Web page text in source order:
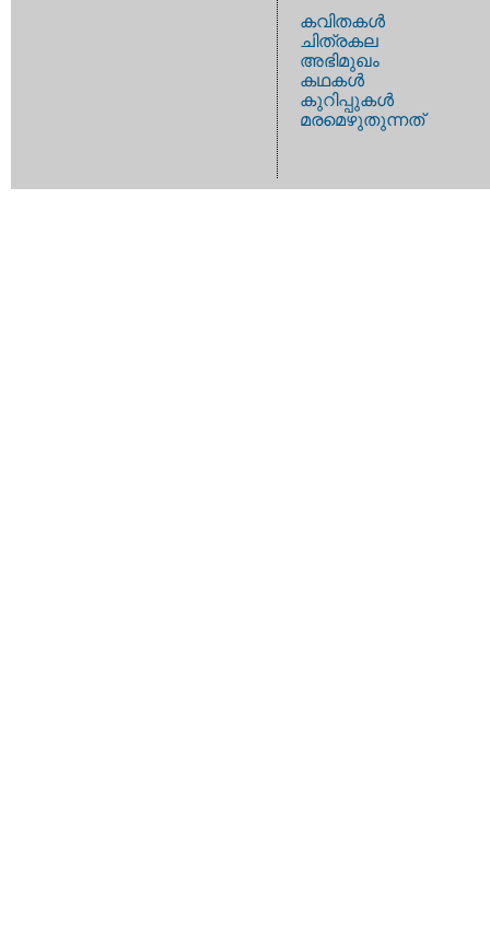
കവിതകള്‍
ചിത്രകല
അഭിമുഖം
കഥകള്‍
കുറിപ്പുകള്‍
മരമെഴുതുന്നത്